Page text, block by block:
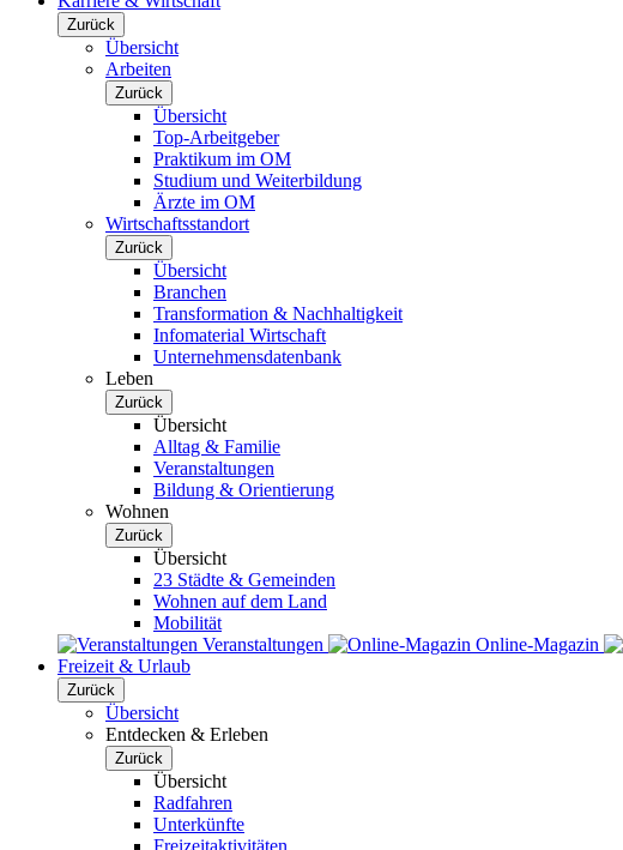
Zurück
Übersicht
Arbeiten
Zurück
Übersicht
Top-Arbeitgeber
Praktikum im OM
Studium und Weiterbildung
Ärzte im OM
Wirtschaftsstandort
Zurück
Übersicht
Branchen
Transformation & Nachhaltigkeit
Infomaterial Wirtschaft
Unternehmensdatenbank
Leben
Zurück
Übersicht
Alltag & Familie
Veranstaltungen
Bildung & Orientierung
Wohnen
Zurück
Übersicht
23 Städte & Gemeinden
Wohnen auf dem Land
Mobilität
Veranstaltungen
Online-Magazin
Freizeit & Urlaub
Zurück
Übersicht
Entdecken & Erleben
Zurück
Übersicht
Radfahren
Unterkünfte
Freizeitaktivitäten